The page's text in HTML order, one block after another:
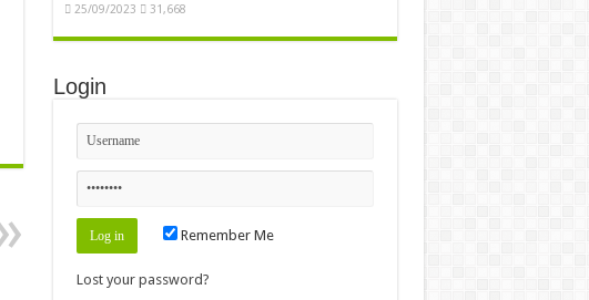
25/09/2023 31,668
Login
Remember Me
Lost your password?